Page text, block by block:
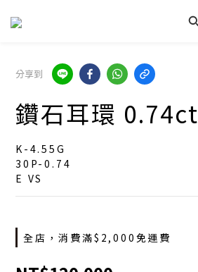
分享到
鑽石耳環 0.74ct
K-4.55G
30P-0.74
E VS
全店，消費滿$2,000免運費